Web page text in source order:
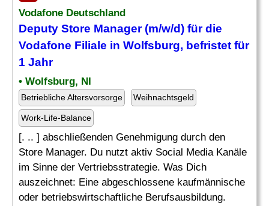
Vodafone Deutschland
Deputy Store Manager (m/w/d) für die
Vodafone Filiale in Wolfsburg, befristet für
1 Jahr
• Wolfsburg, NI
Betriebliche Altersvorsorge Weihnachtsgeld
Work-Life-Balance
[. .. ] abschließenden Genehmigung durch den
Store Manager. Du nutzt aktiv Social Media Kanäle
im Sinne der Vertriebsstrategie. Was Dich
auszeichnet: Eine abgeschlossene kaufmännische
oder betriebswirtschaftliche Berufsausbildung.